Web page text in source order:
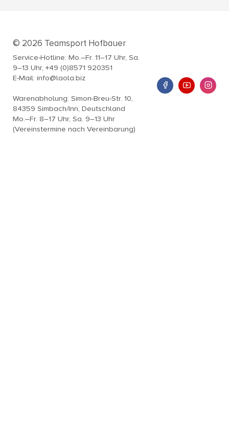
© 2026 Teamsport Hofbauer
Service-Hotline: Mo.–Fr. 11–17 Uhr, Sa.
9–13 Uhr, +49 (0)8571 920351
E-Mail: info@laola.biz
Warenabholung: Simon-Breu-Str. 10,
84359 Simbach/Inn, Deutschland
Mo.–Fr. 8–17 Uhr, Sa. 9–13 Uhr
(Vereinstermine nach Vereinbarung)